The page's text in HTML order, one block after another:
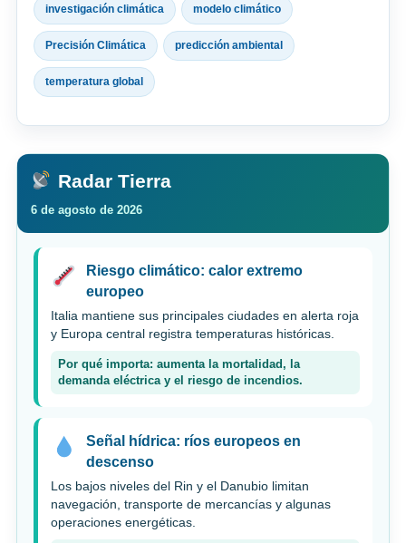
investigación climática modelo climático
Precisión Climática predicción ambiental
temperatura global
Radar Tierra
6 de agosto de 2026
Riesgo climático: calor extremo
europeo
Italia mantiene sus principales ciudades en alerta roja
y Europa central registra temperaturas históricas.
Por qué importa: aumenta la mortalidad, la
demanda eléctrica y el riesgo de incendios.
Señal hídrica: ríos europeos en
descenso
Los bajos niveles del Rin y el Danubio limitan
navegación, transporte de mercancías y algunas
operaciones energéticas.